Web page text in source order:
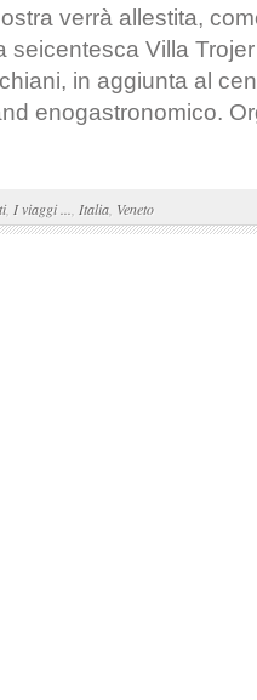
verrà allestita,
seicentesca Villa
in aggiunta al
enogastronomico.
, I viaggi ... Italia Veneto